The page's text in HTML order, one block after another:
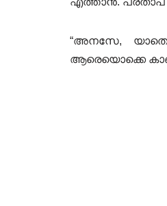
“അനസേ,
ആരെയൊക്കെ